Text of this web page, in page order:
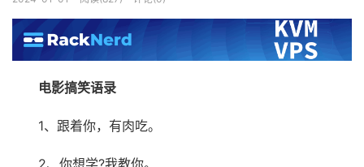
电影搞笑语录
1、跟着你，有肉吃。
2、你想学?我教你。